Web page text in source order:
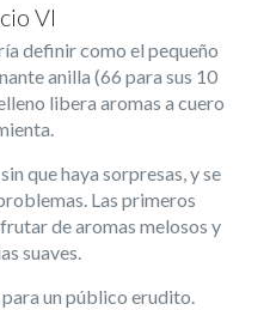
VI
definir como el pequeño
anilla (66 para sus 10
libera aromas a cuero
que haya sorpresas, y se
Las primeros
de aromas melosos y
suaves.
un público erudito.